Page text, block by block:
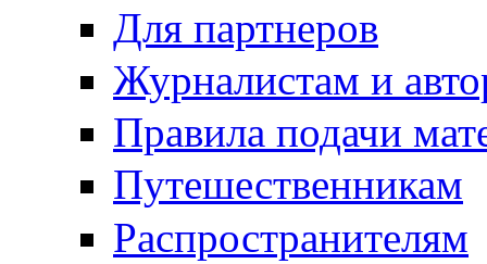
Для партнеров
Журналистам и
Правила подачи
Путешественникам
Распространителям